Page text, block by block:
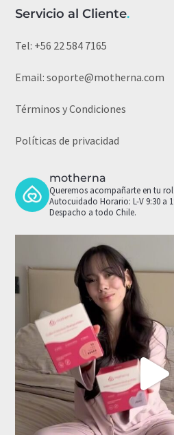
Servicio al Cliente.
Tel: +56 22 584 7165
Email:soporte@motherna.com
Términos y Condiciones
Políticas de privacidad
motherna
Queremos acompañarte en tu
Autocuidado Horario: L-V 9:30 a
Despacho a todo Chile.